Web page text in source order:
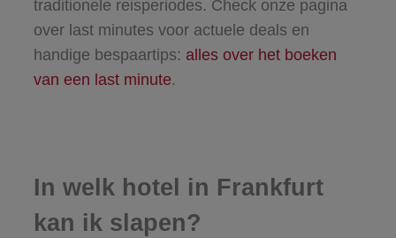
traditionele reisperiodes. Check onze pagina
over last minutes voor actuele deals en
handige bespaartips: alles over het boeken
van een last minute.
In welk hotel in Frankfurt
kan ik slapen?